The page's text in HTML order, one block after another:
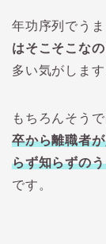
年功序列でう
はそこそこな
多い気がします
もちろんそう
卒から離職者
らず知らずの
です。